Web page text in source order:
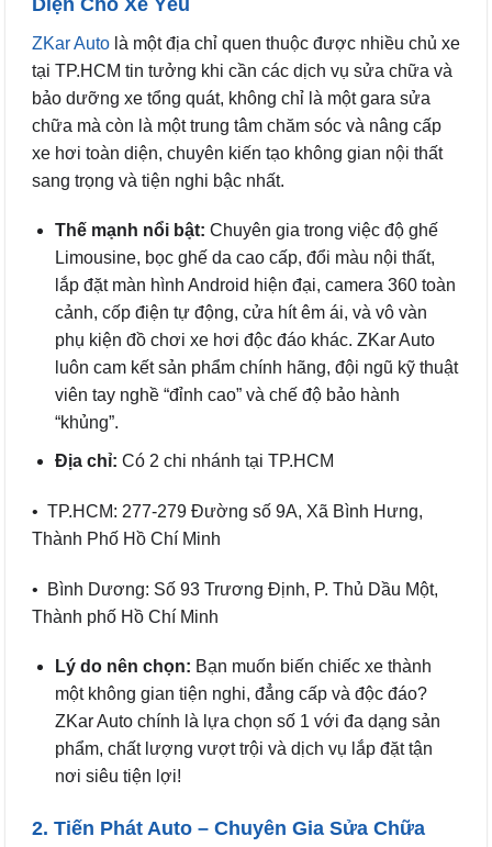
ZKar Auto là một địa chỉ quen thuộc được nhiều chủ xe
tại TP.HCM tin tưởng khi cần các dịch vụ sửa chữa và
bảo dưỡng xe tổng quát, không chỉ là một gara sửa
chữa mà còn là một trung tâm chăm sóc và nâng cấp
xe hơi toàn diện, chuyên kiến tạo không gian nội thất
sang trọng và tiện nghi bậc nhất.
Thế mạnh nổi bật: Chuyên gia trong việc độ ghế
Limousine, bọc ghế da cao cấp, đổi màu nội thất,
lắp đặt màn hình Android hiện đại, camera 360 toàn
cảnh, cốp điện tự động, cửa hít êm ái, và vô vàn
phụ kiện đồ chơi xe hơi độc đáo khác. ZKar Auto
luôn cam kết sản phẩm chính hãng, đội ngũ kỹ thuật
viên tay nghề “đỉnh cao” và chế độ bảo hành
“khủng”.
Địa chỉ: Có 2 chi nhánh tại TP.HCM
• TP.HCM: 277-279 Đường số 9A, Xã Bình Hưng,
Thành Phố Hồ Chí Minh
• Bình Dương: Số 93 Trương Định, P. Thủ Dầu Một,
Thành phố Hồ Chí Minh
Lý do nên chọn: Bạn muốn biến chiếc xe thành
một không gian tiện nghi, đẳng cấp và độc đáo?
ZKar Auto chính là lựa chọn số 1 với đa dạng sản
phẩm, chất lượng vượt trội và dịch vụ lắp đặt tận
nơi siêu tiện lợi!
2. Tiến Phát Auto – Chuyên Gia Sửa Chữa